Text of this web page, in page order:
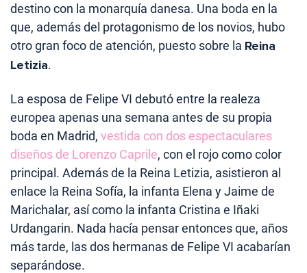
destino con la monarquía danesa. Una boda en la
que, además del protagonismo de los novios, hubo
otro gran foco de atención, puesto sobre la Reina
Letizia.
La esposa de Felipe VI debutó entre la realeza
europea apenas una semana antes de su propia
boda en Madrid, vestida con dos espectaculares
diseños de Lorenzo Caprile, con el rojo como color
principal. Además de la Reina Letizia, asistieron al
enlace la Reina Sofía, la infanta Elena y Jaime de
Marichalar, así como la infanta Cristina e Iñaki
Urdangarin. Nada hacía pensar entonces que, años
más tarde, las dos hermanas de Felipe VI acabarían
separándose.